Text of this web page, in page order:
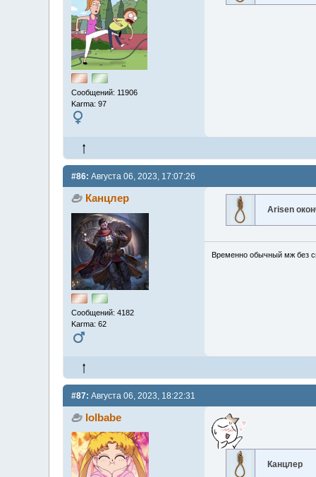
Сообщений: 11906
Karma: 97
#86: Августа 06, 2023, 17:07:26
Канцлер
Сообщений: 4182
Karma: 62
Arisen
Временно обычный мж без
#87: Августа 06, 2023, 18:22:31
lolbabe
Канцлер